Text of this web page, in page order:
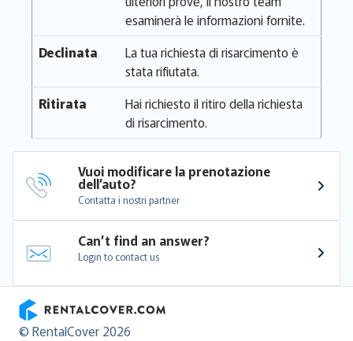
esaminerà le informazioni fornite.
Declinata
La tua richiesta di risarcimento è
stata rifiutata.
Ritirata
Hai richiesto il ritiro della richiesta
di risarcimento.
Vuoi modificare la prenotazione
dell’auto?
Contatta i nostri partner
Can’t find an answer?
Login to contact us
RentalCover
© RentalCover 2026